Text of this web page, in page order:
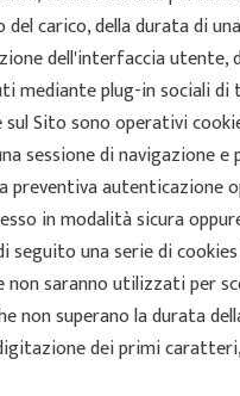
carico, della durata di
dell'interfaccia utente,
mediante plug-in sociali
Sito sono operativi
sessione di navigazione
preventiva autenticazione
in modalità sicura
seguito una serie di
saranno utilizzati per
superano la durata
dei primi